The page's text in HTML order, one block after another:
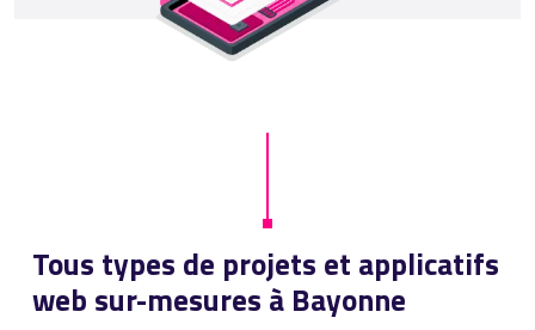
Tous types de projets et applicatifs
web sur-mesures à Bayonne